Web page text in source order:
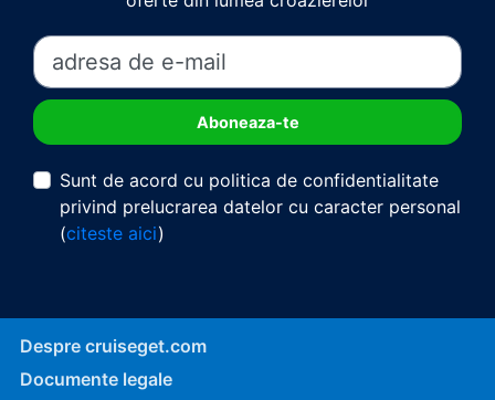
Sunt de acord cu politica de confidentialitate
privind prelucrarea datelor cu caracter personal
(citeste aici)
Despre cruiseget.com
Documente legale